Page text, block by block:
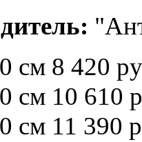
см 8 420
см 10 610
см 11 390